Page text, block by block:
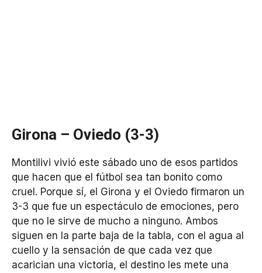
Girona – Oviedo (3-3)
Montilivi vivió este sábado uno de esos partidos
que hacen que el fútbol sea tan bonito como
cruel. Porque sí, el Girona y el Oviedo firmaron un
3-3 que fue un espectáculo de emociones, pero
que no le sirve de mucho a ninguno. Ambos
siguen en la parte baja de la tabla, con el agua al
cuello y la sensación de que cada vez que
acarician una victoria, el destino les mete una